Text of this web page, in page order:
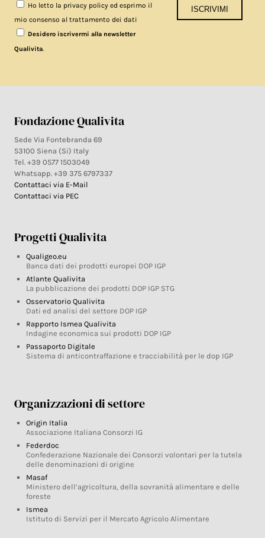
Ho letto la privacy policy ed esprimo il
mio consenso al trattamento dei dati
Desidero iscrivermi alla newsletter
Qualivita
Fondazione Qualivita
Sede Via Fontebranda 69
53100 Siena (Si) Italy
Tel. +39 0577 1503049
Whatsapp. +39 375 6797337
Contattaci via E-Mail
Contattaci via PEC
Progetti Qualivita
Qualigeo.eu
Banca dati dei prodotti europei DOP IGP
Atlante Qualivita
La pubblicazione dei prodotti DOP IGP STG
Osservatorio Qualivita
Dati ed analisi del settore DOP IGP
Rapporto Ismea Qualivita
Indagine economica sui prodotti DOP IGP
Passaporto Digitale
Sistema di anticontraffazione e tracciabilità per le dop IGP
Organizzazioni di settore
Origin Italia
Associazione Italiana Consorzi IG
Federdoc
Confederazione Nazionale dei Consorzi volontari per la tutela
delle denominazioni di origine
Masaf
Ministero dell’agricoltura, della sovranità alimentare e delle
foreste
Ismea
Istituto di Servizi per il Mercato Agricolo Alimentare